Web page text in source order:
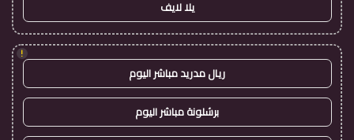
يلا لايف
!
ريال مدريد مباشر اليوم
برشلونة مباشر اليوم